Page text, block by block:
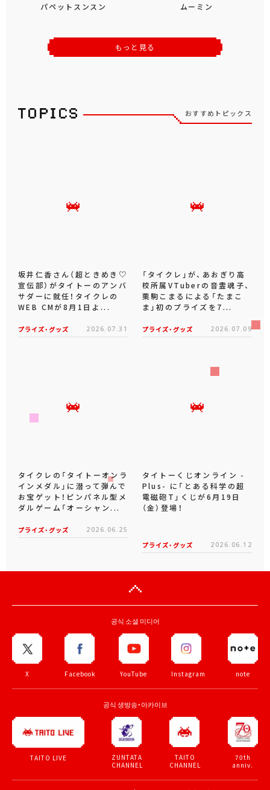
パペットスンスン ムーミン
もっと見る
おすすめトピックス
坂井仁香さん（超ときめき♡
宣伝部）がタイトーのアンバ
サダーに就任！タイクレの
WEB CMが8月1日よ...
プライズ・グッズ 2026.07.31
「タイクレ」が、あおぎり高
校所属VTuberの音霊魂子、
栗駒こまるによる「たまこ
ま」初のプライズを7...
プライズ・グッズ 2026.07.09
タイクレの「タイトーオンラ
インメダル」に潜って弾んで
お宝ゲット！ピンパネル型メ
ダルゲーム「オーシャン...
プライズ・グッズ 2026.06.25
タイトーくじオンライン -
Plus- に「とある科学の超
電磁砲T」くじが6月19日
（金）登場！
プライズ・グッズ 2026.06.12
공식 소셜 미디어
X Facebook YouTube Instagram note
공식 생방송・아카이브
TAITO LIVE
ZUNTATA
CHANNEL
TAITO
CHANNEL
70th
anniv.